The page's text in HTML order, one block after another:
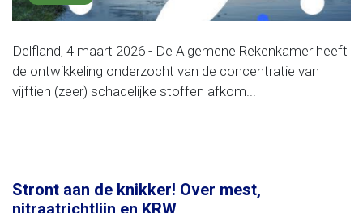
Delfland, 4 maart 2026 - De Algemene Rekenkamer heeft
de ontwikkeling onderzocht van de concentratie van
vijftien (zeer) schadelijke stoffen afkom...
Stront aan de knikker! Over mest,
nitraatrichtlijn en KRW